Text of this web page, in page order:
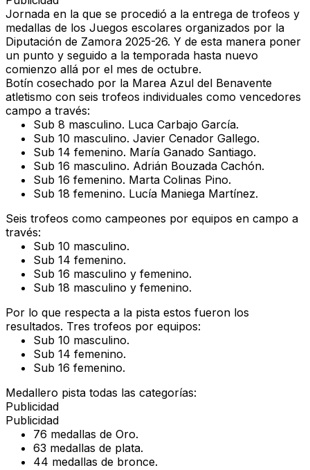
Jornada en la que se procedió a la entrega de trofeos y
medallas de los Juegos escolares organizados por la
Diputación de Zamora 2025-26. Y de esta manera poner
un punto y seguido a la temporada hasta nuevo
comienzo allá por el mes de octubre.
Botín cosechado por la Marea Azul del Benavente
atletismo con seis trofeos individuales como vencedores
campo a través:
Sub 8 masculino. Luca Carbajo García.
Sub 10 masculino. Javier Cenador Gallego.
Sub 14 femenino. María Ganado Santiago.
Sub 16 masculino. Adrián Bouzada Cachón.
Sub 16 femenino. Marta Colinas Pino.
Sub 18 femenino. Lucía Maniega Martínez.
Seis trofeos como campeones por equipos en campo a
través:
Sub 10 masculino.
Sub 14 femenino.
Sub 16 masculino y femenino.
Sub 18 masculino y femenino.
Por lo que respecta a la pista estos fueron los
resultados. Tres trofeos por equipos:
Sub 10 masculino.
Sub 14 femenino.
Sub 16 femenino.
Medallero pista todas las categorías:
Publicidad
Publicidad
76 medallas de Oro.
63 medallas de plata.
44 medallas de bronce.